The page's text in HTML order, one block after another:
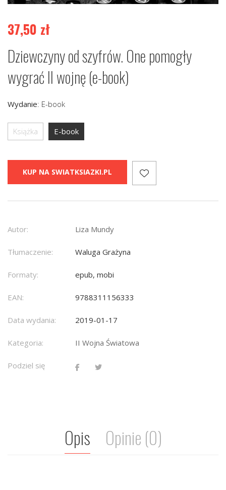
37,50 zł
Dziewczyny od szyfrów. One pomogły
wygrać II wojnę (e-book)
Wydanie: E-book
Książka E-book
KUP NA SWIATKSIAZKI.PL
Autor: Liza Mundy
Tłumaczenie: Waluga Grażyna
Formaty: epub, mobi
EAN: 9788311156333
Data wydania: 2019-01-17
Kategoria: II Wojna Światowa
Podziel się
Opis Opinie (0)